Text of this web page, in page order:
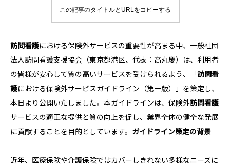
この記事のタイトルとURLをコピーする
訪問看護における保険外サービスの重要性が高まる中、一般社団
法人訪問看護支援協会（東京都港区、代表：高丸慶）は、利用者
の皆様が安心して質の高いサービスを受けられるよう、「訪問看
護における保険外サービスガイドライン（第一版）」を策定し、
本日より公開いたしました。本ガイドラインは、保険外訪問看護
サービスの適正な提供と質の向上を促し、業界全体の健全な発展
に貢献することを目的としています。 ガイドライン策定の背景
近年、医療保険や介護保険ではカバーしきれない多様なニーズに